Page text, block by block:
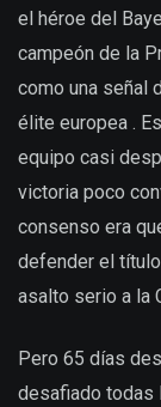
el héroe del
campeón de la
como una señal
élite europea .
equipo casi
victoria poco
consenso era
defender el
asalto serio a la
Pero 65 días
desafiado todas